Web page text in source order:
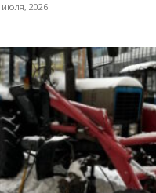
июля, 2026